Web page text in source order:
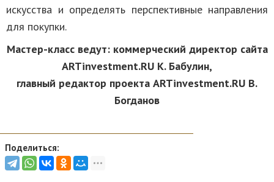
искусства и определять перспективные направления
для покупки.
Мастер-класс ведут: коммерческий директор сайта
ARTinvestment.RU К. Бабулин,
главный редактор проекта ARTinvestment.RU В.
Богданов
Поделиться: